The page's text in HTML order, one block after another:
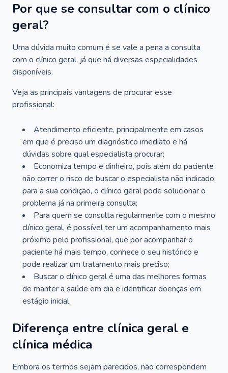
Por que se consultar com o clínico
geral?
Uma dúvida muito comum é se vale a pena a consulta
com o clínico geral, já que há diversas especialidades
disponíveis.
Veja as principais vantagens de procurar esse
profissional:
Atendimento eficiente, principalmente em casos
em que é preciso um diagnóstico imediato e há
dúvidas sobre qual especialista procurar;
Economiza tempo e dinheiro, pois além do paciente
não correr o risco de buscar o especialista não indicado
para a sua condição, o clínico geral pode solucionar o
problema já na primeira consulta;
Para quem se consulta regularmente com o mesmo
clínico geral, é possível ter um acompanhamento mais
próximo pelo profissional, que por acompanhar o
paciente há mais tempo, conhece o seu histórico e
pode realizar um tratamento mais preciso;
Buscar o clínico geral é uma das melhores formas
de manter a saúde em dia e identificar doenças em
estágio inicial.
Diferença entre clínica geral e
clínica médica
Embora os termos sejam parecidos, não correspondem